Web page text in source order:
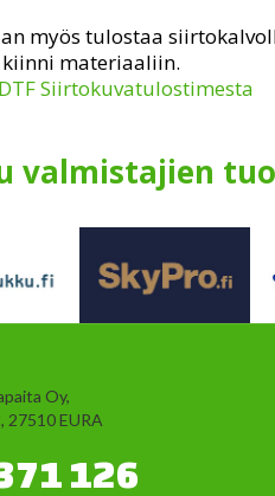
myös tulostaa
materiaaliin.
Siirtokuvatulostimesta
valmistajien
Oy,
27510 EURA
126